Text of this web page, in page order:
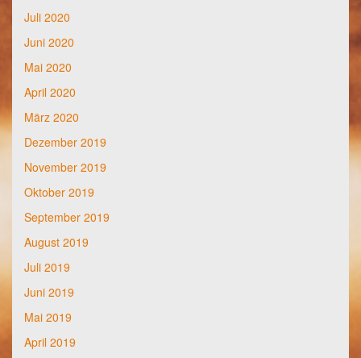
Juli 2020
Juni 2020
Mai 2020
April 2020
März 2020
Dezember 2019
November 2019
Oktober 2019
September 2019
August 2019
Juli 2019
Juni 2019
Mai 2019
April 2019